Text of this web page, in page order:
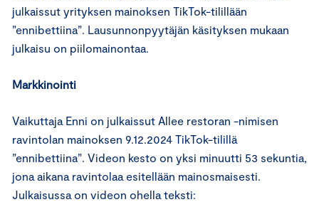
julkaissut yrityksen mainoksen TikTok-tilillään
”ennibettiina”. Lausunnonpyytäjän käsityksen mukaan
julkaisu on piilomainontaa.
Markkinointi
Vaikuttaja Enni on julkaissut Allee restoran -nimisen
ravintolan mainoksen 9.12.2024 TikTok-tilillä
”ennibettiina”. Videon kesto on yksi minuutti 53 sekuntia,
jona aikana ravintolaa esitellään mainosmaisesti.
Julkaisussa on videon ohella teksti: